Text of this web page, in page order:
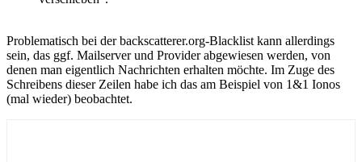
Problematisch bei der backscatterer.org-Blacklist kann allerdings
sein, das ggf. Mailserver und Provider abgewiesen werden, von
denen man eigentlich Nachrichten erhalten möchte. Im Zuge des
Schreibens dieser Zeilen habe ich das am Beispiel von 1&1 Ionos
(mal wieder) beobachtet.